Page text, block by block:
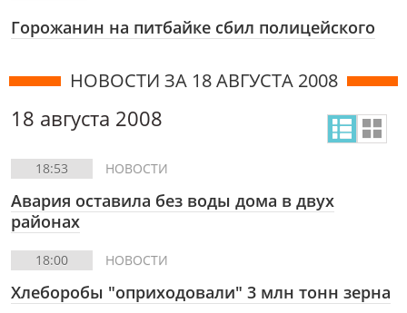
Горожанин на питбайке сбил полицейского
НОВОСТИ ЗА 18 АВГУСТА 2008
18 августа 2008
18:53 НОВОСТИ
Авария оставила без воды дома в двух
районах
18:00 НОВОСТИ
Хлеборобы "оприходовали" 3 млн тонн зерна